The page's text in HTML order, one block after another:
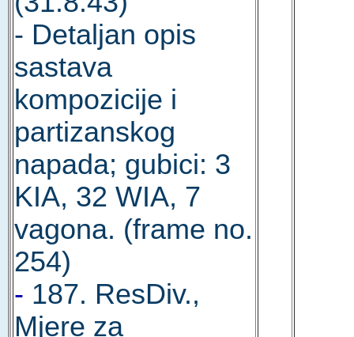
- Detaljan opis
sastava
kompozicije i
partizanskog
napada; gubici: 3
KIA, 32 WIA, 7
vagona. (frame no.
254)
- 187. ResDiv.,
Mjere za